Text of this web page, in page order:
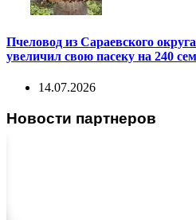
Пчеловод из Сараевского
увеличил свою пасеку на 240
14.07.2026
Новости партнеров